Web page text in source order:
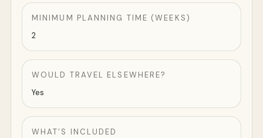
MINIMUM PLANNING TIME (WEEKS)
2
WOULD TRAVEL ELSEWHERE?
Yes
WHAT’S INCLUDED